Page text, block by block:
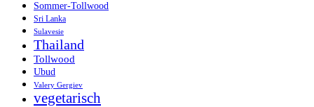
Sommer-Tollwood
Sri Lanka
Sulavesie
Thailand
Tollwood
Ubud
Valery Gergiev
vegetarisch